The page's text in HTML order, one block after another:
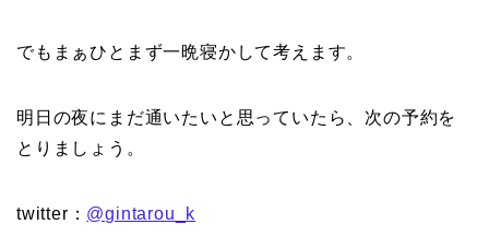
でもまぁひとまず一晩寝かして考えます。
明日の夜にまだ通いたいと思っていたら、次の予約を
とりましょう。
twitter： @gintarou_k